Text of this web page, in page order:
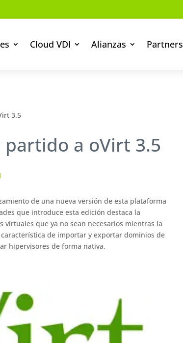
Cloud VDI Alianzas Partners
3.5
a oVirt 3.5
de una nueva versión de esta plataforma
que introduce esta edición destaca la
que ya no sean necesarios mientras la
de importar y exportar dominios de
hipervisores de forma nativa.